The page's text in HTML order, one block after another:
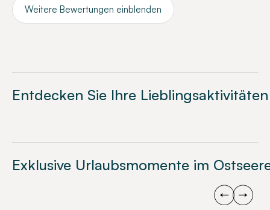
Weitere Bewertungen einblenden
Entdecken Sie Ihre Lieblingsaktivitäten
Exklusive Urlaubsmomente im